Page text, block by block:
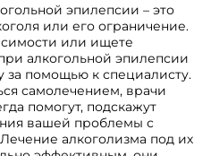
эпилепсии – это
или его ограничение.
или ищете
алкогольной эпилепсии
за помощью к специалисту.
самолечением, врачи
помогут, подскажут
вашей проблемы с
алкоголизма под их